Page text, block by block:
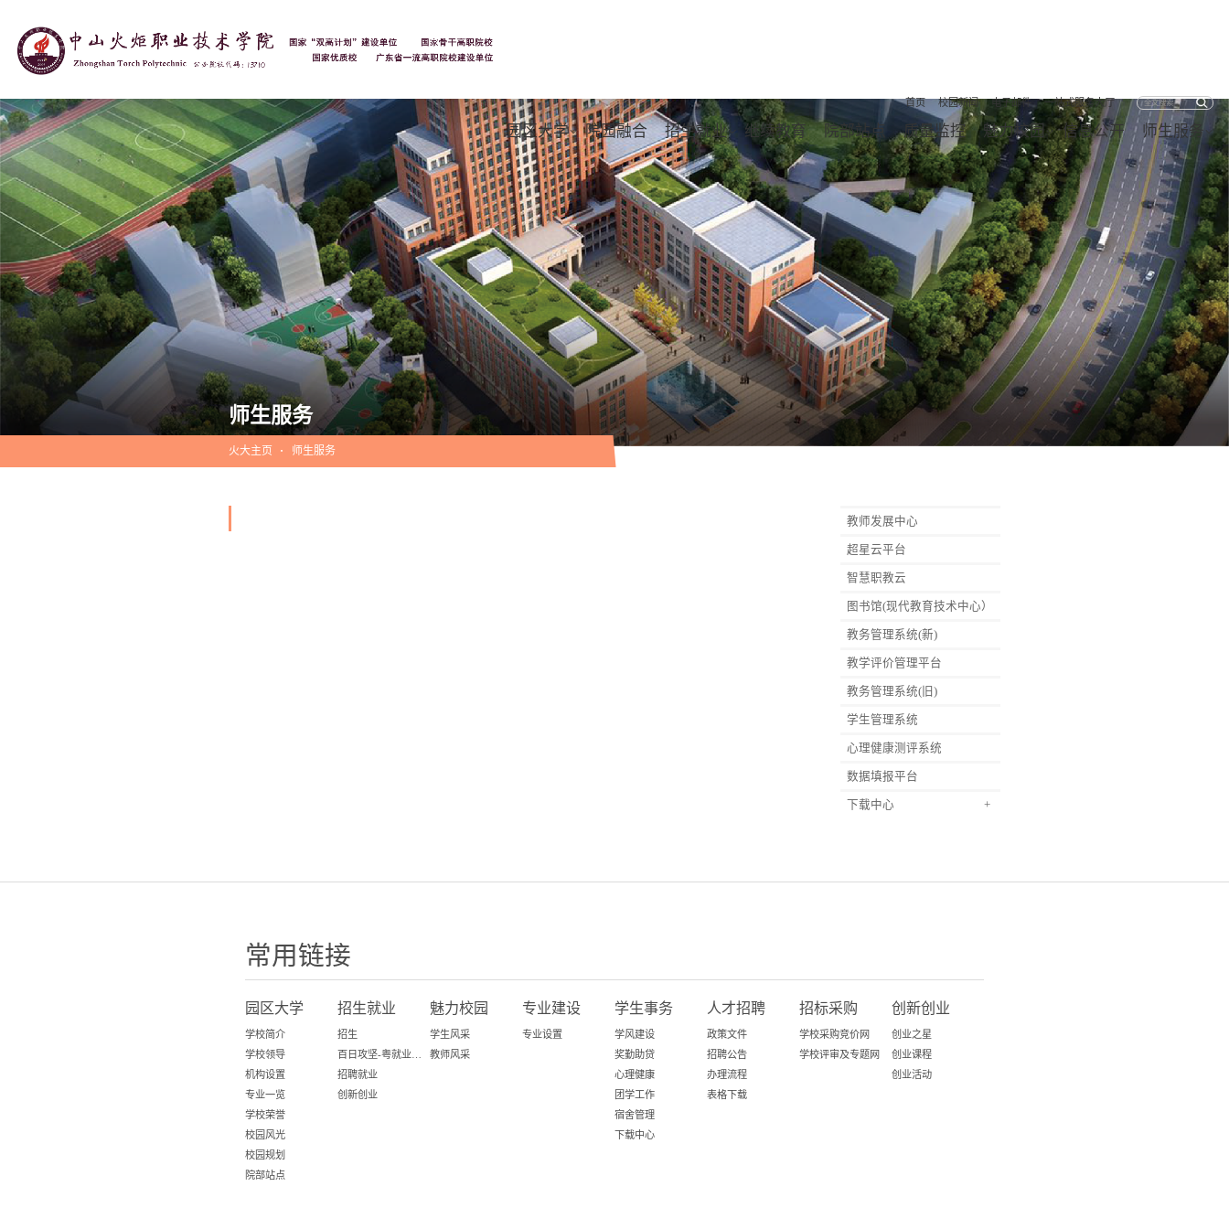
首页 校园新闻 电子邮件 一站式服务大厅
园区大学 院园融合 招生就业 继续教育 院部站点 质量监控 魅力校园 信息公开 师生服务
师生服务
火大主页 师生服务
教师发展中心
超星云平台
智慧职教云
图书馆(现代教育技术中心）
教务管理系统(新)
教学评价管理平台
教务管理系统(旧)
学生管理系统
心理健康测评系统
数据填报平台
下载中心 +
常用链接
园区大学
学校简介
学校领导
机构设置
专业一览
学校荣誉
校园风光
校园规划
院部站点
招生就业
招生
招聘就业
创新创业
魅力校园
学生风采
教师风采
专业建设
专业设置
学生事务
学风建设
奖勤助贷
心理健康
团学工作
宿舍管理
下载中心
人才招聘
政策文件
招聘公告
办理流程
表格下载
招标采购
学校采购竞价网
学校评审及专题网
创新创业
创业之星
创业课程
创业活动